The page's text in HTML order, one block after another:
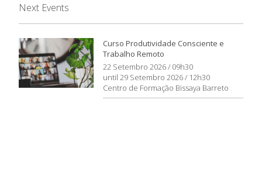
Next Events
Curso Produtividade Consciente e
Trabalho Remoto
22 Setembro 2026 / 09h30
until 29 Setembro 2026 / 12h30
Centro de Formação Bissaya Barreto